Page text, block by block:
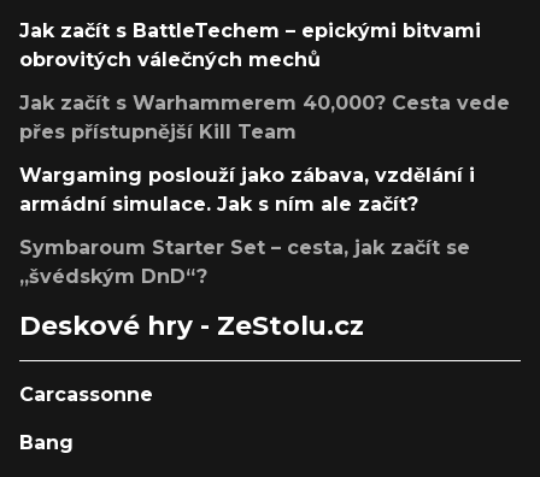
Jak začít s BattleTechem – epickými bitvami
obrovitých válečných mechů
Jak začít s Warhammerem 40,000? Cesta vede
přes přístupnější Kill Team
Wargaming poslouží jako zábava, vzdělání i
armádní simulace. Jak s ním ale začít?
Symbaroum Starter Set – cesta, jak začít se
„švédským DnD“?
Deskové hry - ZeStolu.cz
Carcassonne
Bang